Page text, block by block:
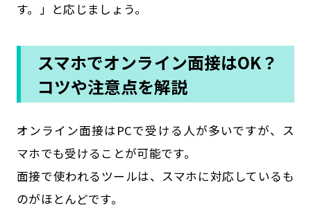
す。」と応じましょう。
スマホでオンライン面接はOK？
コツや注意点を解説
オンライン面接はPCで受ける人が多いですが、ス
マホでも受けることが可能です。
面接で使われるツールは、スマホに対応しているも
のがほとんどです。